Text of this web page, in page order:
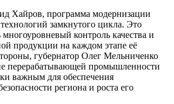
Хайров, программа модернизации
замкнутого цикла. Это
многоуровневый контроль качества и
продукции на каждом этапе её
губернатор Олег Мельниченко
перерабатывающей промышленности
важным для обеспечения
региона и роста его